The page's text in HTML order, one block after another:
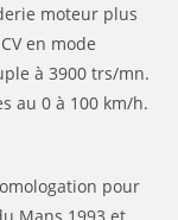
moteur plus
en mode
à 3900 trs/mn.
au 0 à 100 km/h.
pour